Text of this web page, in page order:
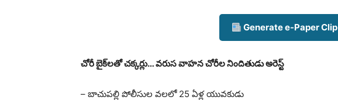
Generate e-Paper Clip
చోరీ బైక్‌లతో చక్కర్లు… వరుస వాహన చోరీల నిందితుడు అరెస్ట్
– బాచుపల్లి పోలీసుల వలలో 25 ఏళ్ల యువకుడు